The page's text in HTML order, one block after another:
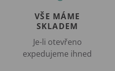
VŠE MÁME
SKLADEM
Je-li otevřeno
expedujeme ihned